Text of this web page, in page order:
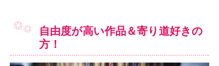
自由度が高い作品＆寄り道好きの
方！